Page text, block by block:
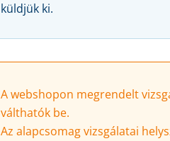
küldjük ki.
A webshopon megrendelt
válthatók be.
Az alapcsomag vizsgálatai